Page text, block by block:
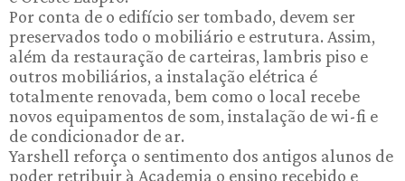
Por conta de o edifício ser tombado, devem ser
preservados todo o mobiliário e estrutura. Assim,
além da restauração de carteiras, lambris piso e
outros mobiliários, a instalação elétrica é
totalmente renovada, bem como o local recebe
novos equipamentos de som, instalação de wi-fi e
de condicionador de ar.
Yarshell reforça o sentimento dos antigos alunos de
poder retribuir à Academia o ensino recebido e